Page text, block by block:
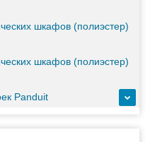
в новом каталоге ANC
шкафов (полиэстер)
шкафов (полиэстер)
Panduit